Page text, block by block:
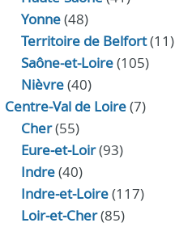
Yonne(48)
Territoire de Belfort(11)
Saône-et-Loire(105)
Nièvre(40)
Centre-Val de Loire(7)
Cher(55)
Eure‑et‑Loir(93)
Indre(40)
Indre‑et‑Loire(117)
Loir‑et‑Cher(85)